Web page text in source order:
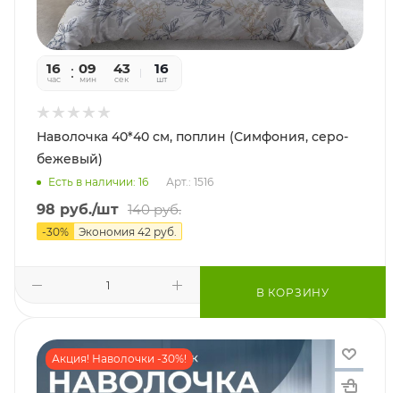
16
час
09
мин
41
сек
16
шт
Наволочка 40*40 см, поплин (Симфония, серо-
бежевый)
Есть в наличии: 16 Арт.: 1516
98 руб./шт 140руб.
-30% Экономия 42 руб.
В КОРЗИНУ
Акция! Наволочки -30%!